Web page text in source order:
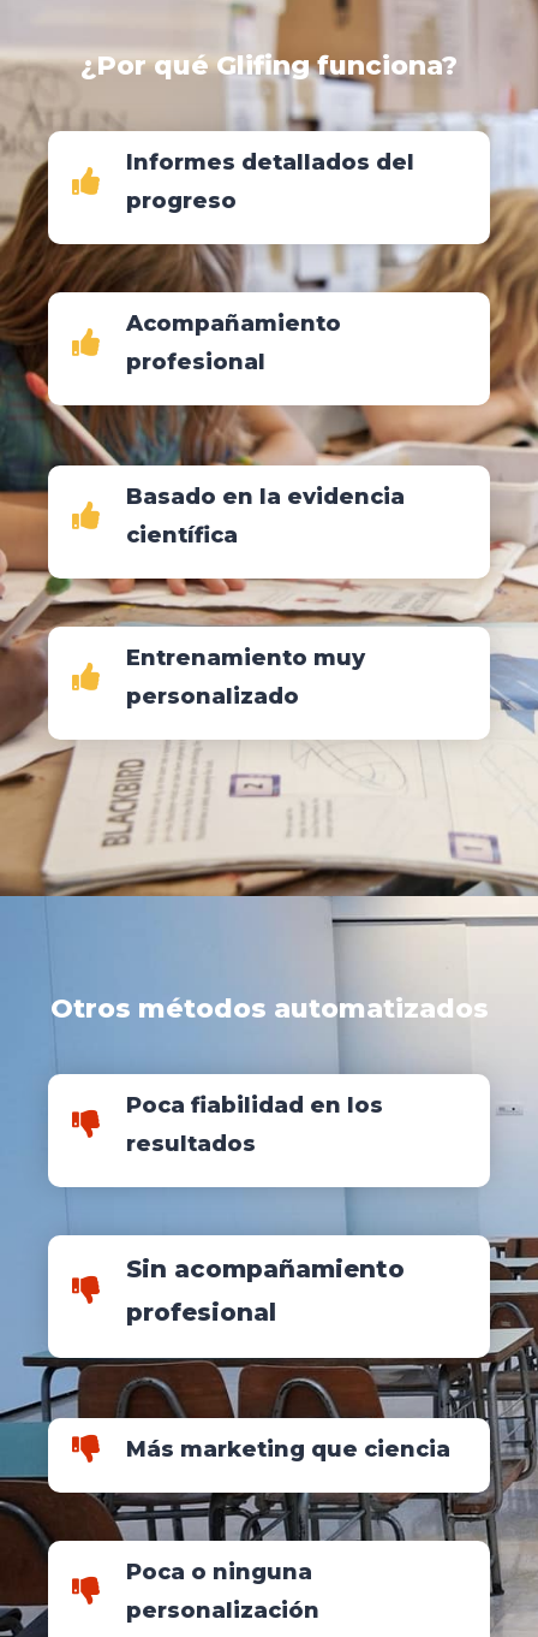
¿Por qué Glifing funciona?
Informes detallados del
progreso
Acompañamiento
profesional
Basado en la evidencia
científica
Entrenamiento muy
personalizado
Otros métodos automatizados
Poca fiabilidad en los
resultados
Sin acompañamiento
profesional
Más marketing que ciencia
Poca o ninguna
personalización